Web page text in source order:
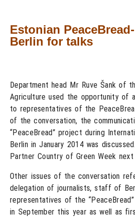
Estonian
Berlin for talks
Department head Mr Ruve Šank of
Agriculture used the opportunity of
to representatives of the
of the conversation, the
“PeaceBread” project during
Berlin in January 2014 was
Partner Country of Green Week next
Other issues of the conversation
delegation of journalists, staff of
representatives of the
in September this year as well as